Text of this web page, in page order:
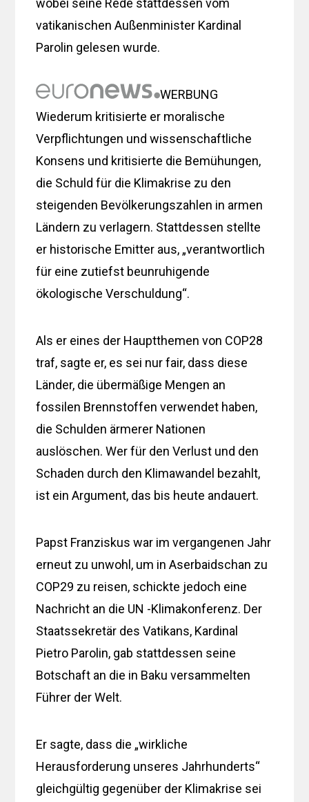
vatikanischen Außenminister Kardinal
Parolin gelesen wurde.
WERBUNG
Wiederum kritisierte er moralische
Verpflichtungen und wissenschaftliche
Konsens und kritisierte die Bemühungen,
die Schuld für die Klimakrise zu den
steigenden Bevölkerungszahlen in armen
Ländern zu verlagern. Stattdessen stellte
er historische Emitter aus, „verantwortlich
für eine zutiefst beunruhigende
ökologische Verschuldung“.
Als er eines der Hauptthemen von COP28
traf, sagte er, es sei nur fair, dass diese
Länder, die übermäßige Mengen an
fossilen Brennstoffen verwendet haben,
die Schulden ärmerer Nationen
auslöschen. Wer für den Verlust und den
Schaden durch den Klimawandel bezahlt,
ist ein Argument, das bis heute andauert.
Papst Franziskus war im vergangenen Jahr
erneut zu unwohl, um in Aserbaidschan zu
COP29 zu reisen, schickte jedoch eine
Nachricht an die UN -Klimakonferenz. Der
Staatssekretär des Vatikans, Kardinal
Pietro Parolin, gab stattdessen seine
Botschaft an die in Baku versammelten
Führer der Welt.
Er sagte, dass die „wirkliche
Herausforderung unseres Jahrhunderts“
gleichgültig gegenüber der Klimakrise sei